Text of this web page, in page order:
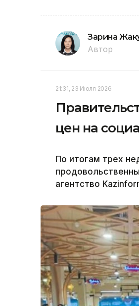
Зарина
Автор
21:31, 23 Июля 2026
цен на
По итогам трех
агентство